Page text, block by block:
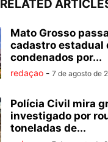
RELATED
Mato Grosso
cadastro estadual
condenados por...
redaçao - 7 de agosto de
Polícia Civil mira
investigado por
toneladas de...